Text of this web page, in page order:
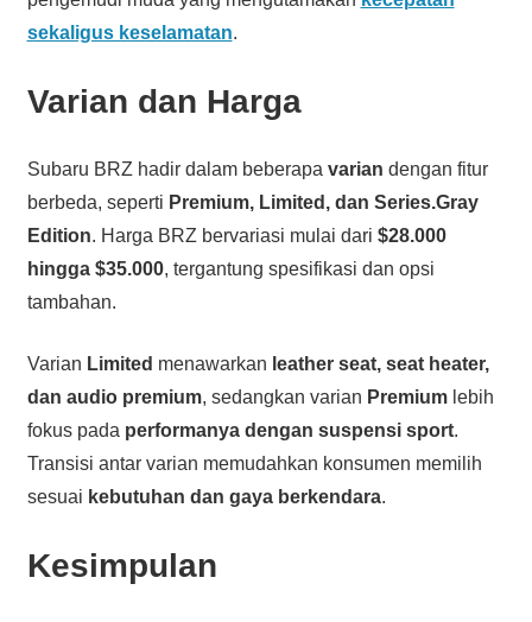
sekaligus keselamatan.
Varian dan Harga
Subaru BRZ hadir dalam beberapa varian dengan fitur
berbeda, seperti Premium, Limited, dan Series.Gray
Edition. Harga BRZ bervariasi mulai dari $28.000
hingga $35.000, tergantung spesifikasi dan opsi
tambahan.
Varian Limited menawarkan leather seat, seat heater,
dan audio premium, sedangkan varian Premiumlebih
fokus pada performanya dengan suspensi sport.
Transisi antar varian memudahkan konsumen memilih
sesuai kebutuhan dan gaya berkendara.
Kesimpulan